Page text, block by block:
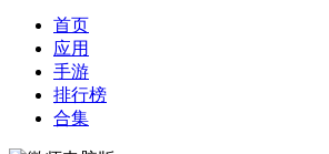
首页
应用
手游
排行榜
合集